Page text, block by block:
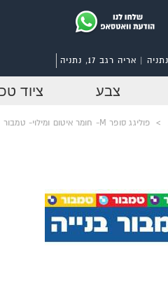
צבע ציוד
> פוליגג סופר M- חומר איטום ומילוי- טמבור